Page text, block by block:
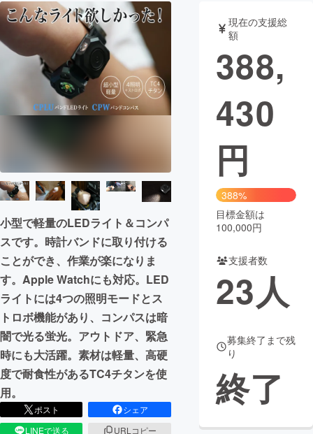
テクノロジー・ガジェット
映像・映画 書籍・雑誌
ビジネス・起業 チャレンジ
CAMPFIRE for Social Good CAMPFIRE Creation
CAMPFIREふるさと納税
コミュニティ
小型で軽量のLEDライト＆コンパ
スです。時計バンドに取り付ける
ことができ、作業が楽になりま
す。Apple Watchにも対応。LED
ライトには4つの照明モードとス
トロボ機能があり、コンパスは暗
闇で光る蛍光。アウトドア、緊急
時にも大活躍。素材は軽量、高硬
度で耐食性があるTC4チタンを使
用。
ポスト
シェア
LINEで送る
URLコピー
現在の支援総
額
388,
430
円
388%
目標金額は
100,000円
支援者数
23人
募集終了まで残
り
終了